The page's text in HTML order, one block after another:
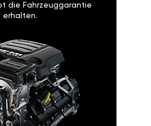
die Fahrzeuggarantie
erhalten.